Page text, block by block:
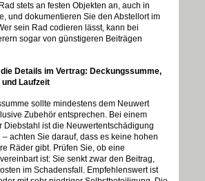
stets an festen Objekten an, auch in
und dokumentieren Sie den Abstellort im
sein Rad codieren lässt, kann bei
sogar von günstigeren Beiträgen
Details im Vertrag: Deckungssumme,
Laufzeit
sollte mindestens dem Neuwert
Zubehör entsprechen. Bei einem
Diebstahl ist die Neuwertentschädigung
achten Sie darauf, dass es keine hohen
Räder gibt. Prüfen Sie, ob eine
ist: Sie senkt zwar den Beitrag,
im Schadensfall. Empfehlenswert ist